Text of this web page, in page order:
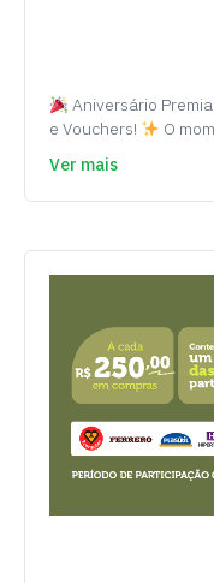
Aniversário
e Vouchers!
O
Ver mais